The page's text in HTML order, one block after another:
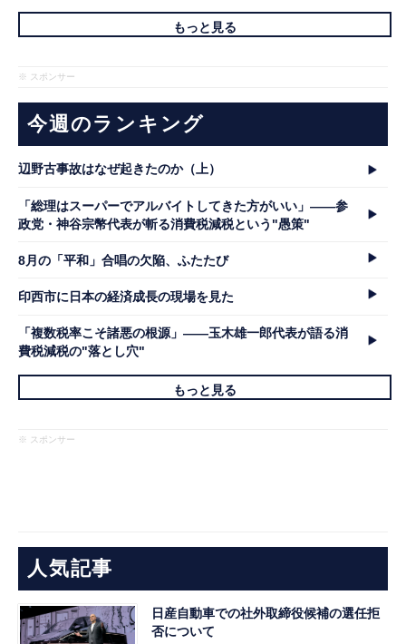
もっと見る
※ スポンサー
今週のランキング
辺野古事故はなぜ起きたのか（上）
「総理はスーパーでアルバイトしてきた方がいい」――参
政党・神谷宗幣代表が斬る消費税減税という"愚策"
8月の「平和」合唱の欠陥、ふたたび
印西市に日本の経済成長の現場を見た
「複数税率こそ諸悪の根源」――玉木雄一郎代表が語る消
費税減税の"落とし穴"
もっと見る
※ スポンサー
人気記事
日産自動車での社外取締役候補の選任拒
否について